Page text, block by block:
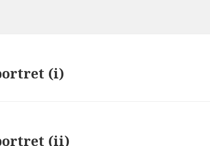
(i)
(ii)